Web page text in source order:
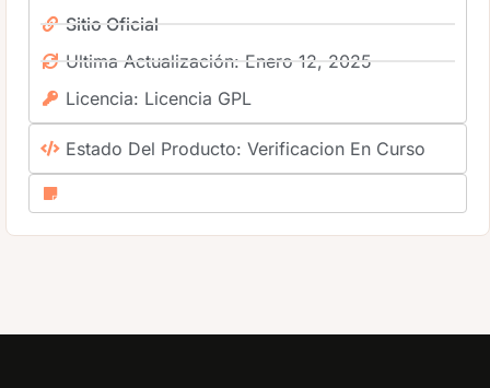
Sitio Oficial
Ultima Actualización: Enero 12, 2025
Licencia: Licencia GPL
Estado Del Producto: Verificacion En Curso